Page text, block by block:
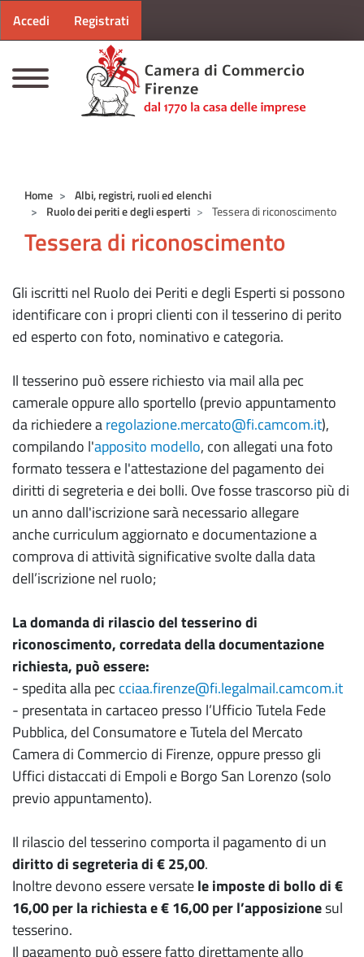
Menu profilo utente
Accedi Registrati
Home
Albi, registri, ruoli ed elenchi
Ruolo dei periti e degli esperti
Tessera di riconoscimento
Tessera di riconoscimento
Gli iscritti nel Ruolo dei Periti e degli Esperti si possono
identificare con i propri clienti con il tesserino di perito
ed esperto con foto, nominativo e categoria.
Il tesserino può essere richiesto via mail alla pec
camerale oppure allo sportello (previo appuntamento
da richiedere aregolazione.mercato@fi.camcom.it),
compilando l'apposito modello, con allegati una foto
formato tessera e l'attestazione del pagamento dei
diritti di segreteria e dei bolli. Ove fosse trascorso più di
un anno dall'iscrizione sarà necessario allegare
anche curriculum aggiornato e documentazione a
comprova di attività significative svolte dalla data
dell’iscrizione nel ruolo;
La domanda di rilascio del tesserino di
riconoscimento, corredata della documentazione
richiesta, può essere:
- spedita alla pec cciaa.firenze@fi.legalmail.camcom.it
- presentata in cartaceo presso l’Ufficio Tutela Fede
Pubblica, del Consumatore e Tutela del Mercato
Camera di Commercio di Firenze, oppure presso gli
Uffici distaccati di Empoli e Borgo San Lorenzo (solo
previo appuntamento).
Il rilascio del tesserino comporta il pagamento di un
diritto di segreteria di € 25,00.
Inoltre devono essere versatele imposte di bollo di €
16,00 per la richiesta e € 16,00 per l’apposizionesul
tesserino.
Il pagamento può essere fatto direttamente allo